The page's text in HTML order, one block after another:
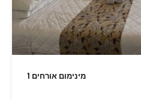
מינימום אורחים 1